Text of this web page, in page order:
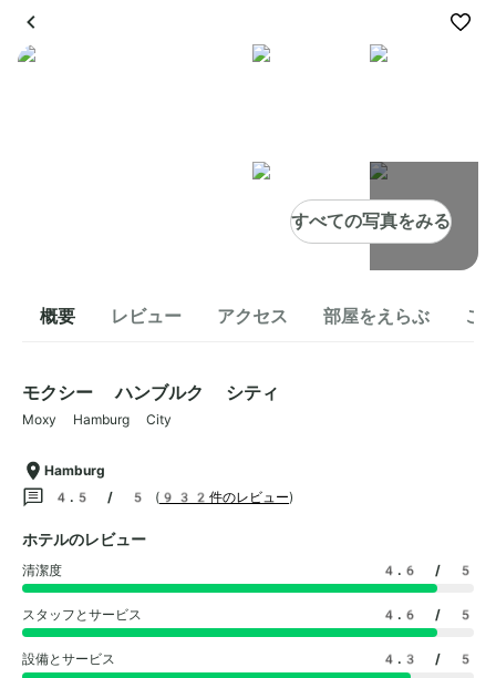
すべての写真をみる
概要 レビュー アクセス 部屋をえらぶ こ
モクシー ハンブルク シティ
Moxy Hamburg City
Hamburg
4.5 / 5
( 932件のレビュー)
ホテルのレビュー
清潔度 4.6 / 5
スタッフとサービス 4.6 / 5
設備とサービス 4.3 / 5